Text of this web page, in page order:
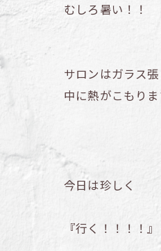
むしろ暑い！！
サロンはガラス
中に熱がこもり
今日は珍しく
『行く！！！！』